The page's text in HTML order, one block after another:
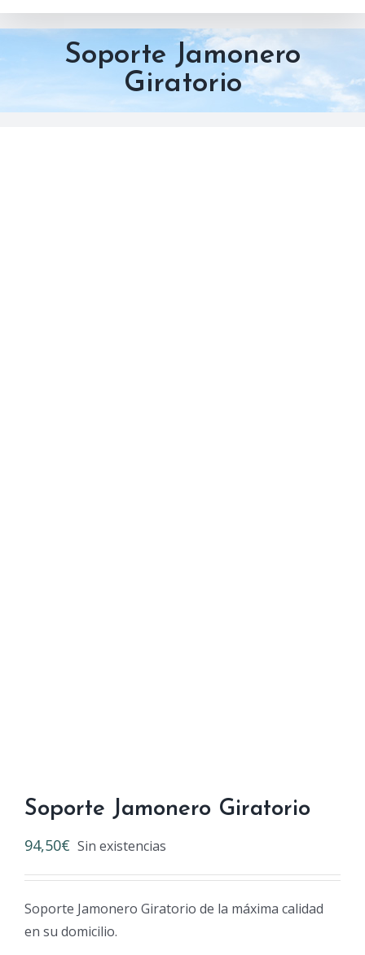
Soporte Jamonero
Giratorio
Soporte Jamonero Giratorio
94,50€ Sin existencias
Soporte Jamonero Giratorio de la máxima calidad
en su domicilio.